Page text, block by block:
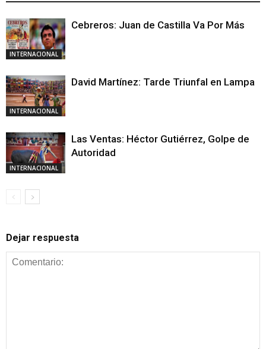
INTERNACIONAL
Cebreros: Juan de Castilla Va Por Más
INTERNACIONAL
David Martínez: Tarde Triunfal en Lampa
INTERNACIONAL
Las Ventas: Héctor Gutiérrez, Golpe de
Autoridad
Dejar respuesta